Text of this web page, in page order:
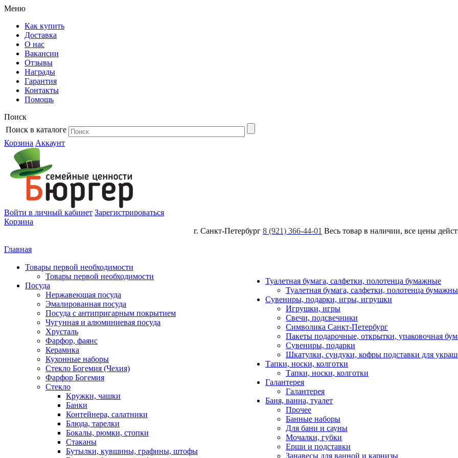
Меню
Как купить
Доставка
О нас
Вакансии
Отзывы
Награды
Гарантия
Контакты
Помощь
Поиск
Поиск в каталоге
Корзина Аккаунт
Войти в личный кабинет Зарегистрироваться
Корзина
г. Санкт-Петербург 8 (921) 366-44-01 Весь товар в наличии, все цены
Главная
Товары первой необходимости
Товары первой необходимости
Посуда
Нержавеющая посуда
Эмалированная посуда
Посуда с антипригарным покрытием
Чугунная и алюминиевая посуда
Хрусталь
Фарфор, фаянс
Керамика
Кухонные наборы
Стекло Богемия (Чехия)
Фарфор Богемия
Стекло
Кружки, чашки
Банки
Контейнера, салатники
Блюда, тарелки
Бокалы, рюмки, стопки
Стаканы
Бутылки, кувшины, графины, штофы
Туалетная бумага, салфетки, полотенца бумажные
Туалетная бумага, салфетки, полотенца
Сувениры, подарки, игры, игрушки
Игрушки, игры
Свечи, подсвечники
Символика Санкт-Петербург
Пакеты подарочные, открытки, упаковочная
Сувениры, подарки
Шкатулки, сундуки, кофры подставки для
Тапки, носки, колготки
Тапки, носки, колготки
Галантерея
Галантерея
Баня, ванна, туалет
Прочее
Банные наборы
Для бани и сауны
Мочалки, губки
Ерши и подставки
Занавесы для ванной и карнизы